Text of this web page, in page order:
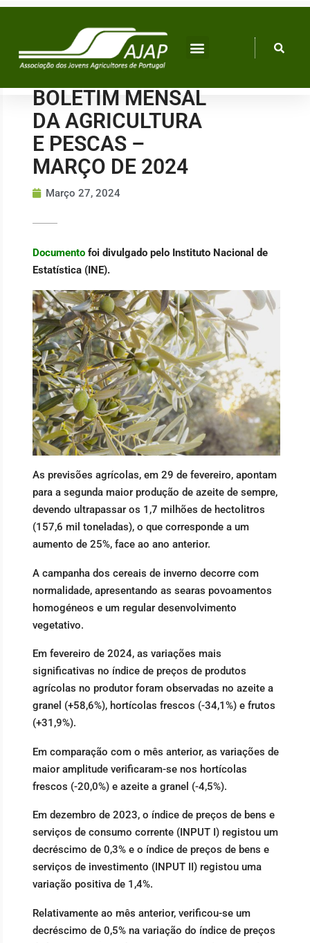
Skip
BOLETIM MENSAL
DA AGRICULTURA
E PESCAS –
MARÇO DE 2024
Março 27, 2024
Documento foi divulgado pelo Instituto Nacional de
Estatística (INE).
As previsões agrícolas, em 29 de fevereiro, apontam
para a segunda maior produção de azeite de sempre,
devendo ultrapassar os 1,7 milhões de hectolitros
(157,6 mil toneladas), o que corresponde a um
aumento de 25%, face ao ano anterior.
A campanha dos cereais de inverno decorre com
normalidade, apresentando as searas povoamentos
homogéneos e um regular desenvolvimento
vegetativo.
Em fevereiro de 2024, as variações mais
significativas no índice de preços de produtos
agrícolas no produtor foram observadas no azeite a
granel (+58,6%), hortícolas frescos (-34,1%) e frutos
(+31,9%).
Em comparação com o mês anterior, as variações de
maior amplitude verificaram-se nos hortícolas
frescos (-20,0%) e azeite a granel (-4,5%).
Em dezembro de 2023, o índice de preços de bens e
serviços de consumo corrente (INPUT I) registou um
decréscimo de 0,3% e o índice de preços de bens e
serviços de investimento (INPUT II) registou uma
variação positiva de 1,4%.
Relativamente ao mês anterior, verificou-se um
decréscimo de 0,5% na variação do índice de preços